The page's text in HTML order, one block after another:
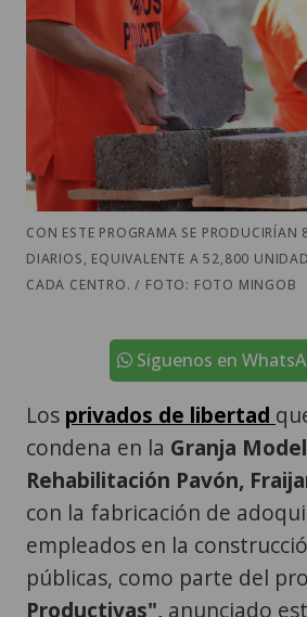
CON ESTE PROGRAMA SE
DIARIOS, EQUIVALENTE A 52,800
CADA CENTRO. / FOTO: FOTO MINGOB
Síguenos en
Los privados de libertad
condena en la Granja
Rehabilitación Pavón,
con la fabricación de
empleados en la
públicas, como parte del
Productivas", anunciado